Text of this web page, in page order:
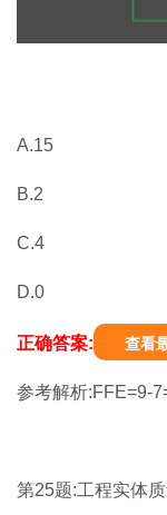
A.15
B.2
C.4
D.0
正确答案: 查看
参考解析:FFE=9-
第25题:工程实体